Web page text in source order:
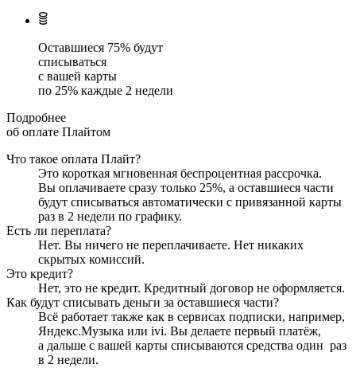
Оставшиеся 75% будут
списываться
с вашей карты
по 25% каждые 2 недели
Подробнее
об оплате Плайтом
Что такое оплата Плайт?
Это короткая мгновенная беспроцентная рассрочка.
Вы оплачиваете сразу только 25%, а оставшиеся части
будут списываться автоматически с привязанной карты
раз в 2 недели по графику.
Есть ли переплата?
Нет. Вы ничего не переплачиваете. Нет никаких
скрытых комиссий.
Это кредит?
Нет, это не кредит. Кредитный договор не оформляется.
Как будут списывать деньги за оставшиеся части?
Всё работает также как в сервисах подписки, например,
Яндекс.Музыка или ivi. Вы делаете первый платёж,
а дальше с вашей карты списываются средства один раз
в 2 недели.